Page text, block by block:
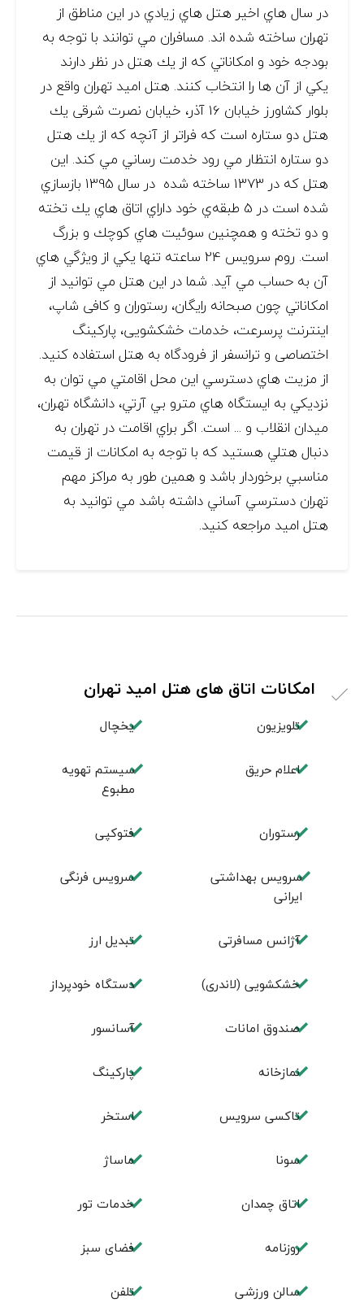
در سال هاي اخير هتل هاي زيادي در اين مناطق از
تهران ساخته شده اند. مسافران مي توانند با توجه به
بودجه خود و امكاناتي كه از يك هتل در نظر دارند
يكي از آن ها را انتخاب كنند. هتل اميد تهران واقع در
بلوار کشاورز خیابان 16 آذر، خیابان نصرت شرقی يك
هتل دو ستاره است كه فراتر از آنچه كه از يك هتل
دو ستاره انتظار مي رود خدمت رساني مي كند. اين
هتل كه در 1373 ساخته شده در سال 1395 بازسازي
شده است در 5 طبقه‌ي خود داراي اتاق هاي يك تخته
و دو تخته و همچنين سوئيت هاي كوچك و بزرگ
است. روم سرويس 24 ساعته تنها يكي از ويژگي هاي
آن به حساب مي آيد. شما در اين هتل مي توانيد از
امكاناتي چون صبحانه رایگان، رستوران و کافی شاپ،
اینترنت پرسرعت، خدمات خشکشویی، پارکینگ
اختصاصی و ترانسفر از فرودگاه به هتل استفاده كنيد.
از مزيت هاي دسترسي اين محل اقامتي مي توان به
نزديكي به ايستگاه هاي مترو بي آرتي، دانشگاه تهران،
ميدان انقلاب و ... است. اگر براي اقامت در تهران به
دنبال هتلي هستيد كه با توجه به امكانات از قيمت
مناسبي برخوردار باشد و همين طور به مراكز مهم
تهران دسترسي آساني داشته باشد مي توانيد به
هتل اميد مراجعه كنيد.
امکانات اتاق های هتل امید تهران
تلویزیون یخچال
اعلام حریق
سیستم تهویه
مطبوع
رستوران فتوکپی
سرویس بهداشتی
ایرانی
سرویس فرنگی
آژانس مسافرتی تبديل ارز
خشکشویی (لاندری) دستگاه خودپرداز
صندوق امانات آسانسور
نمازخانه پارکینگ
تاکسی سرویس استخر
سونا ماساژ
اتاق چمدان خدمات تور
روزنامه فضای سبز
سالن ورزشی تلفن